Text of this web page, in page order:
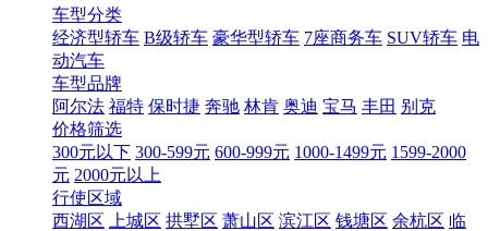
车型分类
经济型轿车 B级轿车 豪华型轿车 7座商务车 SUV轿车 电
动汽车
车型品牌
阿尔法 福特 保时捷 奔驰 林肯 奥迪 宝马 丰田 别克
价格筛选
300元以下 300-599元 600-999元 1000-1499元 1599-2000
元 2000元以上
行使区域
西湖区
上城区 拱墅区 萧山区 滨江区 钱塘区 余杭区 临